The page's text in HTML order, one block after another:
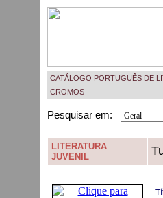
CATÁLOGO PORTUGUÊS DE
CROMOS
Pesquisar em:
LITERATURA
JUVENIL